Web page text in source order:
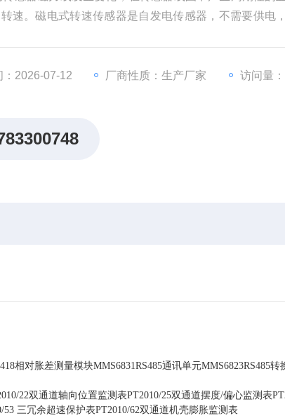
速。磁电式转速传感器是自发电传感器，不需要供电
：2026-07-12 厂商性质：生产厂家 访问量
相对胀差测量模块MMS6831RS485通讯单元MMS6823RS485转
22双通道轴向位置监测表PT2010/25双通道摆度/偏心监测表
三冗余超速保护表PT2010/62双通道机壳膨胀监测表